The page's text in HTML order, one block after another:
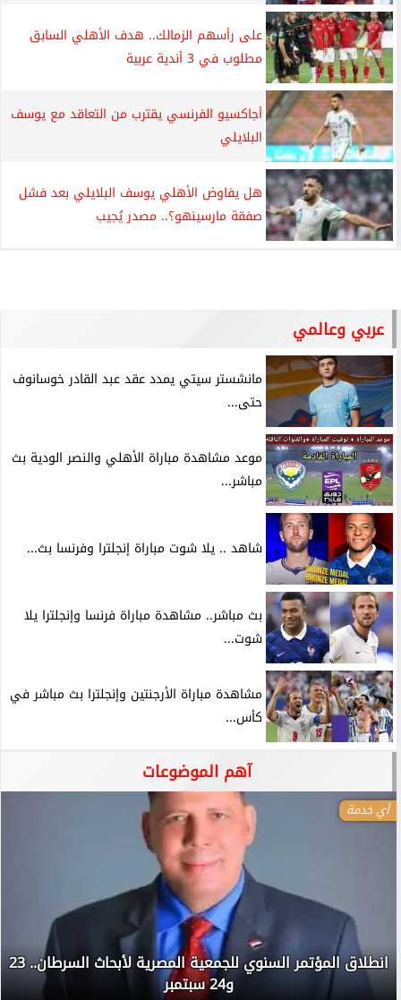
على رأسهم الزمالك.. هدف الأهلي السابق
مطلوب في 3 أندية عربية
أجاكسيو الفرنسي يقترب من التعاقد مع يوسف
البلايلي
هل يفاوض الأهلي يوسف البلايلي بعد فشل
صفقة مارسينهو؟.. مصدر يُجيب
عربي وعالمي
مانشستر سيتي يمدد عقد عبد القادر خوسانوف
حتى...
موعد مشاهدة مباراة الأهلي والنصر الودية بث
مباشر...
شاهد .. يلا شوت مباراة إنجلترا وفرنسا بث...
بث مباشر.. مشاهدة مباراة فرنسا وإنجلترا يلا
شوت...
مشاهدة مباراة الأرجنتين وإنجلترا بث مباشر في
كأس...
آهم الموضوعات
أي خدمة
انطلاق المؤتمر السنوي للجمعية المصرية لأبحاث السرطان.. 23
و24 سبتمبر